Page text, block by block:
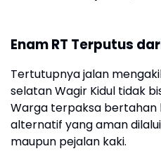
Enam RT Terputus
Tertutupnya jalan
selatan Wagir Kidul tidak
Warga terpaksa bertahan
alternatif yang aman
maupun pejalan kaki.